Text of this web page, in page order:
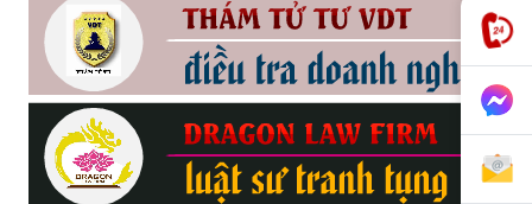
phong,